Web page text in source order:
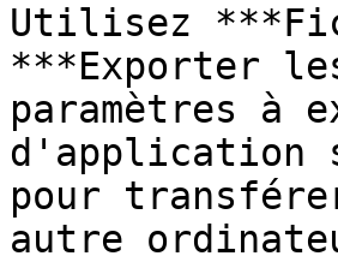
Utilisez
***Exporter
paramètres à
d'application
pour
autre